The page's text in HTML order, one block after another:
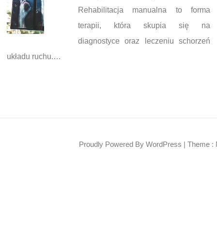
Rehabilitacja manualna to forma
terapii, która skupia się na
diagnostyce oraz leczeniu schorzeń
układu ruchu.…
Proudly Powered By WordPress | Theme :